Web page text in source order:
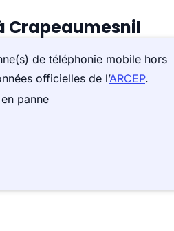
Crapeaumesnil
de téléphonie mobile hors
officielles de l’ARCEP.
panne